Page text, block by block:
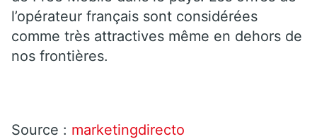
l’opérateur français sont considérées
comme très attractives même en dehors de
nos frontières.
Source : marketingdirecto